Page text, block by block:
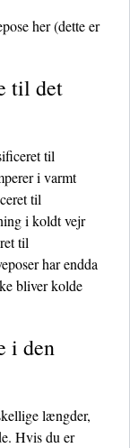
her(dette er
til det
til
i varmt
til
i koldt vejr
til
har endda
bliver kolde
i den
længder,
Hvis du er